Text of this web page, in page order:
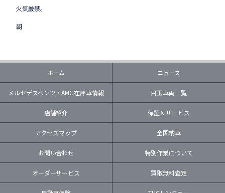
火気厳禁。
朝
ホーム ニュース
メルセデスベンツ・AMG在庫車情報 目玉車両一覧
店舗紹介 保証＆サービス
アクセスマップ 全国納車
お問い合わせ 特別作業について
オーダーサービス 買取無料査定